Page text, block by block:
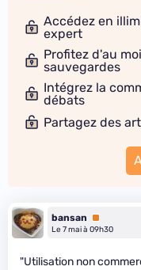
Accédez en
expert
Profitez d'au
sauvegardes
Intégrez la
débats
Partagez des
bansan
Premium
Le 7 mai à 09h30
"Utilisation non